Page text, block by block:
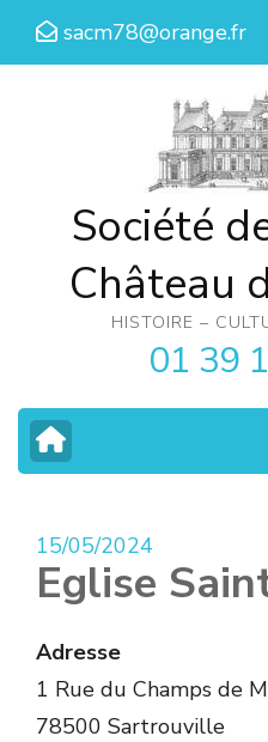
Aller
sacm78@orange.fr
Société
Château
HISTOIRE –
01 39
15/05/2024
Eglise
Adresse
1 Rue du Champs de
78500 Sartrouville